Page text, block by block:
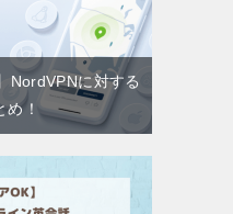
NordVPNに対する
！